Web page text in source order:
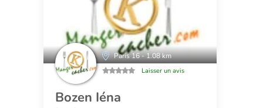
Paris 16 - 1.08 km
Laisser un avis
Bozen Iéna